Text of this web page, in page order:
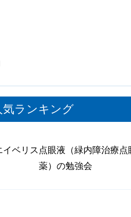
気ランキング
イベリス点眼液（緑内障治療点
薬）の勉強会